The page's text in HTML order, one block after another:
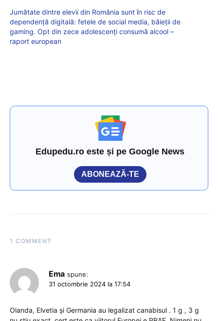
Jumătate dintre elevii din România sunt în risc de
dependență digitală: fetele de social media, băieții de
gaming. Opt din zece adolescenți consumă alcool –
raport european
Edupedu.ro este și pe Google News
ABONEAZĂ-TE
1 COMMENT
Ema spune:
31 octombrie 2024 la 17:54
Olanda, Elvetia și Germania au legalizat canabisul . 1 g , 3 g